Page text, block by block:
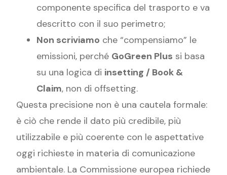
componente specifica del trasporto e va
descritto con il suo perimetro;
Non scriviamo che “compensiamo” le
emissioni, perché GoGreen Plus si basa
su una logica di insetting / Book &
Claim, non di offsetting.
Questa precisione non è una cautela formale:
è ciò che rende il dato più credibile, più
utilizzabile e più coerente con le aspettative
oggi richieste in materia di comunicazione
ambientale. La Commissione europea richiede